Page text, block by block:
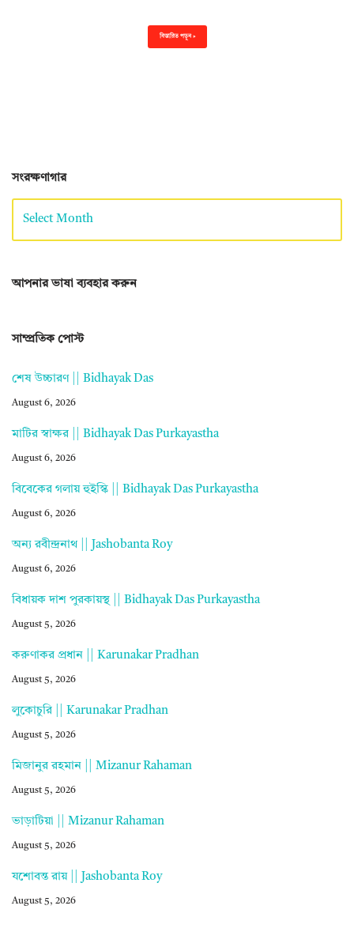
বিস্তারিত পড়ুন »
সংরক্ষণাগার
আপনার ভাষা ব্যবহার করুন
সাম্প্রতিক পোস্ট
শেষ উচ্চারণ || Bidhayak Das
August 6, 2026
মাটির স্বাক্ষর || Bidhayak Das Purkayastha
August 6, 2026
বিবেকের গলায় হুইস্কি || Bidhayak Das Purkayastha
August 6, 2026
অন্য রবীন্দ্রনাথ || Jashobanta Roy
August 6, 2026
বিধায়ক দাশ পুরকায়স্থ || Bidhayak Das Purkayastha
August 5, 2026
করুণাকর প্রধান || Karunakar Pradhan
August 5, 2026
লুকোচুরি || Karunakar Pradhan
August 5, 2026
মিজানুর রহমান || Mizanur Rahaman
August 5, 2026
ভাড়াটিয়া || Mizanur Rahaman
August 5, 2026
যশোবন্ত রায় || Jashobanta Roy
August 5, 2026